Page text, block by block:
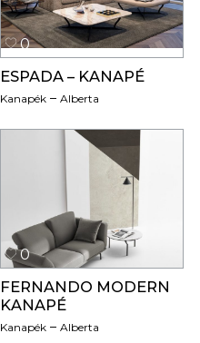
0
ESPADA – KANAPÉ
Kanapék Alberta
0
FERNANDO MODERN
KANAPÉ
Kanapék Alberta